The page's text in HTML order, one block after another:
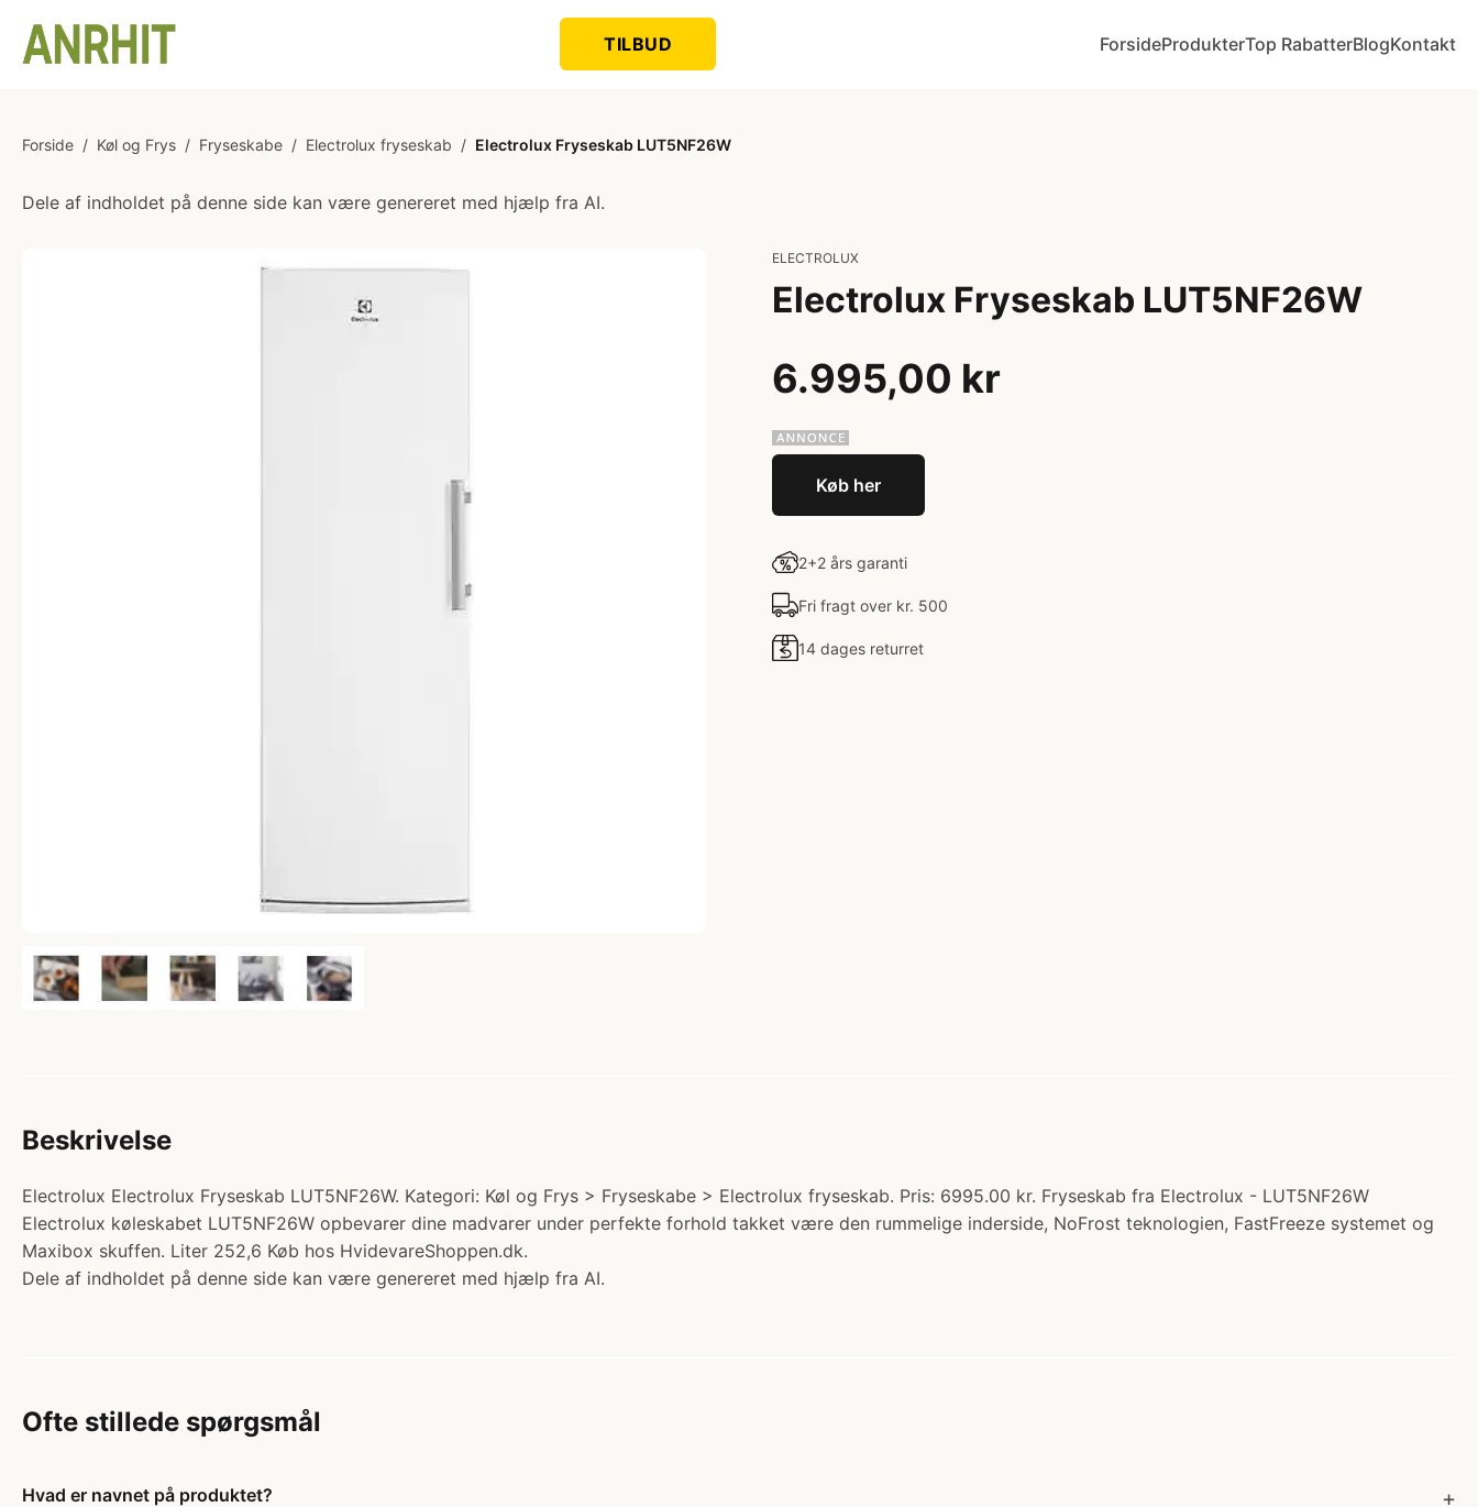
TILBUD ForsideProdukterTop RabatterBlogKontakt
Forside / Køl og Frys / Fryseskabe / Electrolux fryseskab / Electrolux Fryseskab LUT5NF26W
Dele af indholdet på denne side kan være genereret med hjælp fra AI.
ELECTROLUX
Electrolux Fryseskab LUT5NF26W
6.995,00 kr
Køb her
2+2 års garanti
Fri fragt over kr. 500
14 dages returret
Beskrivelse
Electrolux Electrolux Fryseskab LUT5NF26W. Kategori: Køl og Frys > Fryseskabe > Electrolux fryseskab. Pris: 6995.00 kr. Fryseskab fra Electrolux - LUT5NF26W
Electrolux køleskabet LUT5NF26W opbevarer dine madvarer under perfekte forhold takket være den rummelige inderside, NoFrost teknologien, FastFreeze systemet og
Maxibox skuffen. Liter 252,6 Køb hos HvidevareShoppen.dk.
Dele af indholdet på denne side kan være genereret med hjælp fra AI.
Ofte stillede spørgsmål
Hvad er navnet på produktet?